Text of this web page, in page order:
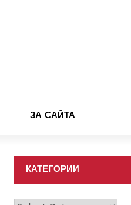
ЗА САЙТА
КАТЕГОРИИ